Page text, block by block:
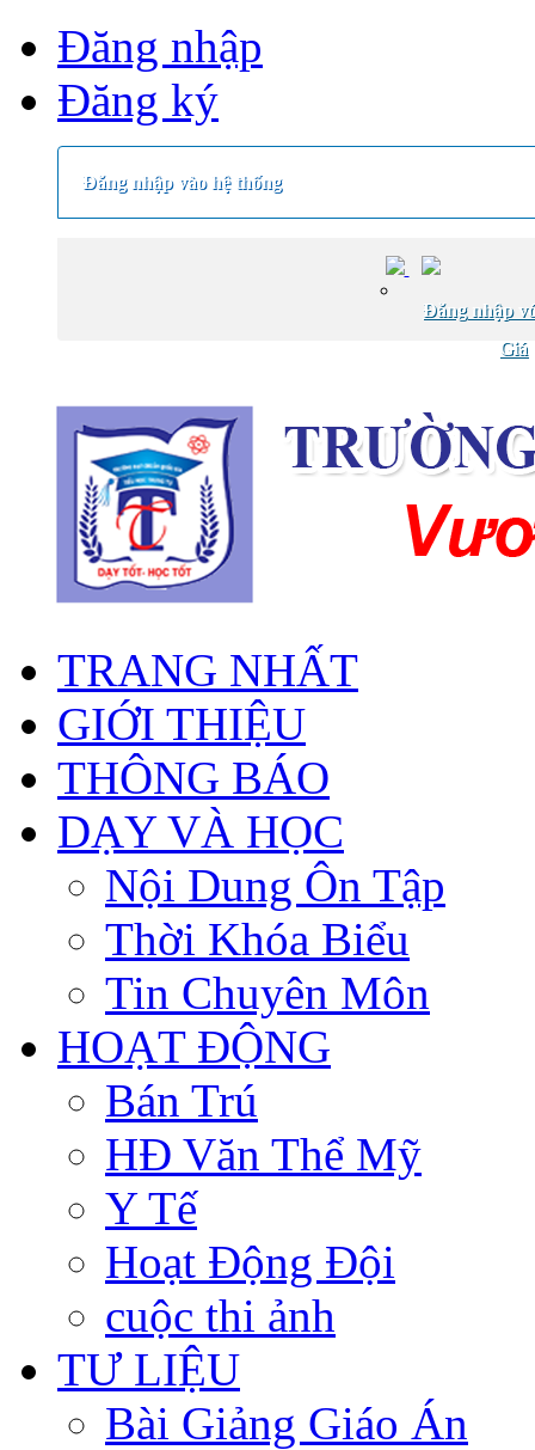
Đăng nhập
Đăng ký
Đăng nhập vào hệ thống
Đăng nhập
Giá
TRANG NHẤT
GIỚI THIỆU
THÔNG BÁO
DẠY VÀ HỌC
Nội Dung Ôn Tập
Thời Khóa Biểu
Tin Chuyên Môn
HOẠT ĐỘNG
Bán Trú
HĐ Văn Thể Mỹ
Y Tế
Hoạt Động Đội
cuộc thi ảnh
TƯ LIỆU
Bài Giảng Giáo Án